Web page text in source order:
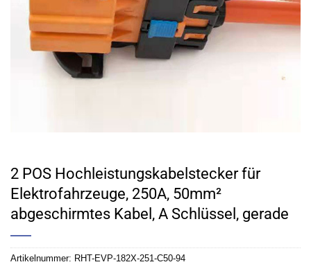
2 POS Hochleistungskabelstecker für
Elektrofahrzeuge, 250A, 50mm²
abgeschirmtes Kabel, A Schlüssel, gerade
Artikelnummer: RHT-EVP-182X-251-C50-94